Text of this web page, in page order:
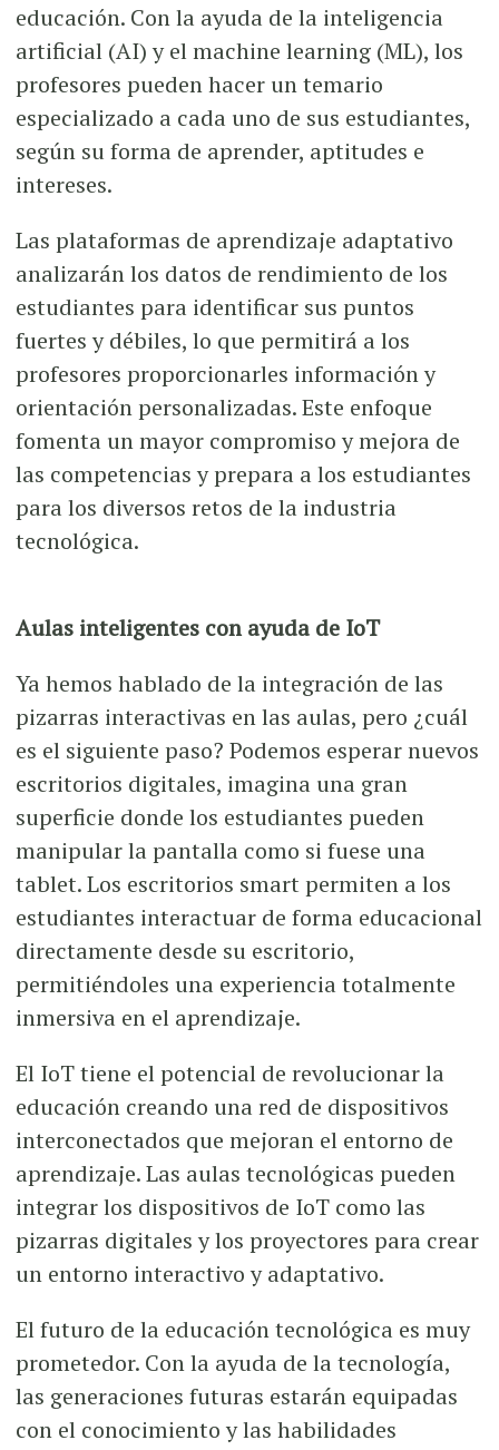
educación. Con la ayuda de la inteligencia
artificial (AI) y el machine learning (ML), los
profesores pueden hacer un temario
especializado a cada uno de sus estudiantes,
según su forma de aprender, aptitudes e
intereses.
Las plataformas de aprendizaje adaptativo
analizarán los datos de rendimiento de los
estudiantes para identificar sus puntos
fuertes y débiles, lo que permitirá a los
profesores proporcionarles información y
orientación personalizadas. Este enfoque
fomenta un mayor compromiso y mejora de
las competencias y prepara a los estudiantes
para los diversos retos de la industria
tecnológica.
Aulas inteligentes con ayuda de IoT
Ya hemos hablado de la integración de las
pizarras interactivas en las aulas, pero ¿cuál
es el siguiente paso? Podemos esperar nuevos
escritorios digitales, imagina una gran
superficie donde los estudiantes pueden
manipular la pantalla como si fuese una
tablet. Los escritorios smart permiten a los
estudiantes interactuar de forma educacional
directamente desde su escritorio,
permitiéndoles una experiencia totalmente
inmersiva en el aprendizaje.
El IoT tiene el potencial de revolucionar la
educación creando una red de dispositivos
interconectados que mejoran el entorno de
aprendizaje. Las aulas tecnológicas pueden
integrar los dispositivos de IoT como las
pizarras digitales y los proyectores para crear
un entorno interactivo y adaptativo.
El futuro de la educación tecnológica es muy
prometedor. Con la ayuda de la tecnología,
las generaciones futuras estarán equipadas
con el conocimiento y las habilidades